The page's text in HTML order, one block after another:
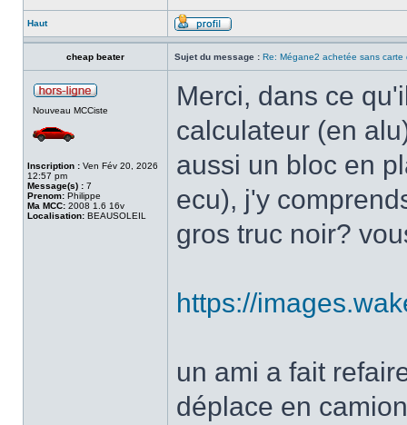
Haut
cheap beater Sujet du message : Re: Mégane2 achetée sans carte
Nouveau MCCiste
Inscription : Ven Fév 20, 2026
12:57 pm
Message(s) : 7
Prenom: Philippe
Ma MCC: 2008 1.6 16v
Localisation: BEAUSOLEIL
Merci, dans ce
calculateur (en
aussi un bloc en
ecu), j'y
gros truc noir?
https://
un ami a fait
déplace en